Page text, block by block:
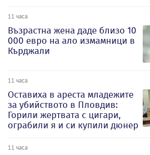
11 часа
Възрастна жена даде близо 10
000 евро на ало измамници в
Кърджали
11 часа
Оставиха в ареста младежите
за убийството в Пловдив:
Горили жертвата с цигари,
ограбили я и си купили дюнер
11 часа